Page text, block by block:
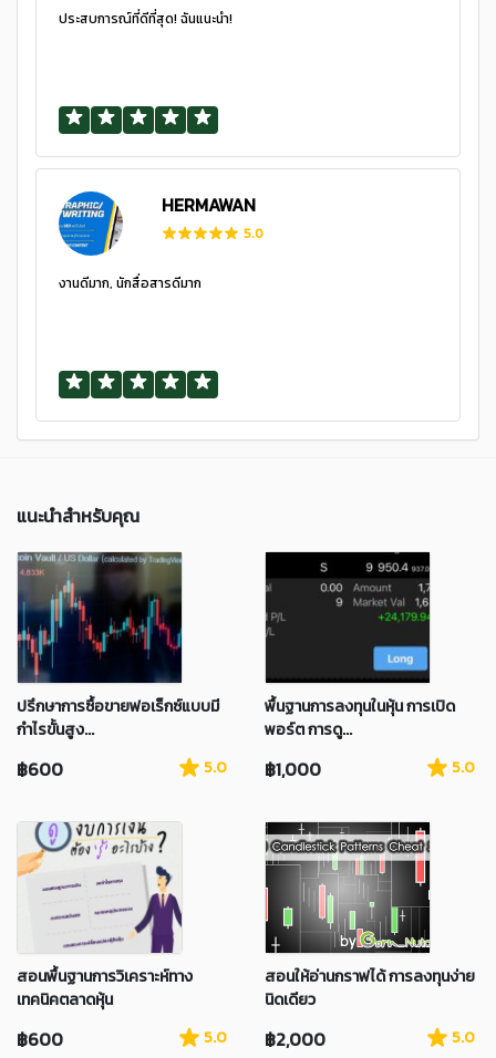
ประสบการณ์ที่ดีที่สุด! ฉันแนะนำ!
HERMAWAN
5.0
งานดีมาก, นักสื่อสารดีมาก
แนะนำสำหรับคุณ
ปรึกษาการซื้อขายฟอเร็กซ์แบบมี
กำไรขั้นสูง...
฿600 5.0
พื้นฐานการลงทุนในหุ้น การเปิด
พอร์ต การดู...
฿1,000 5.0
สอนพื้นฐานการวิเคราะห์ทาง
เทคนิคตลาดหุ้น
฿600 5.0
สอนให้อ่านกราฟได้ การลงทุนง่าย
นิดเดียว
฿2,000 5.0